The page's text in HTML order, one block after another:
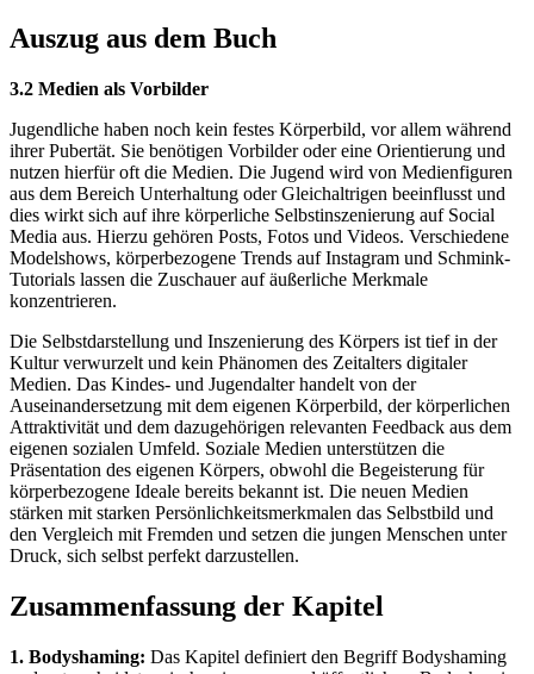
Auszug aus dem Buch
3.2 Medien als Vorbilder
Jugendliche haben noch kein festes Körperbild, vor allem während
ihrer Pubertät. Sie benötigen Vorbilder oder eine Orientierung und
nutzen hierfür oft die Medien. Die Jugend wird von Medienfiguren
aus dem Bereich Unterhaltung oder Gleichaltrigen beeinflusst und
dies wirkt sich auf ihre körperliche Selbstinszenierung auf Social
Media aus. Hierzu gehören Posts, Fotos und Videos. Verschiedene
Modelshows, körperbezogene Trends auf Instagram und Schmink-
Tutorials lassen die Zuschauer auf äußerliche Merkmale
konzentrieren.
Die Selbstdarstellung und Inszenierung des Körpers ist tief in der
Kultur verwurzelt und kein Phänomen des Zeitalters digitaler
Medien. Das Kindes- und Jugendalter handelt von der
Auseinandersetzung mit dem eigenen Körperbild, der körperlichen
Attraktivität und dem dazugehörigen relevanten Feedback aus dem
eigenen sozialen Umfeld. Soziale Medien unterstützen die
Präsentation des eigenen Körpers, obwohl die Begeisterung für
körperbezogene Ideale bereits bekannt ist. Die neuen Medien
stärken mit starken Persönlichkeitsmerkmalen das Selbstbild und
den Vergleich mit Fremden und setzen die jungen Menschen unter
Druck, sich selbst perfekt darzustellen.
Zusammenfassung der Kapitel
1. Bodyshaming: Das Kapitel definiert den Begriff Bodyshaming